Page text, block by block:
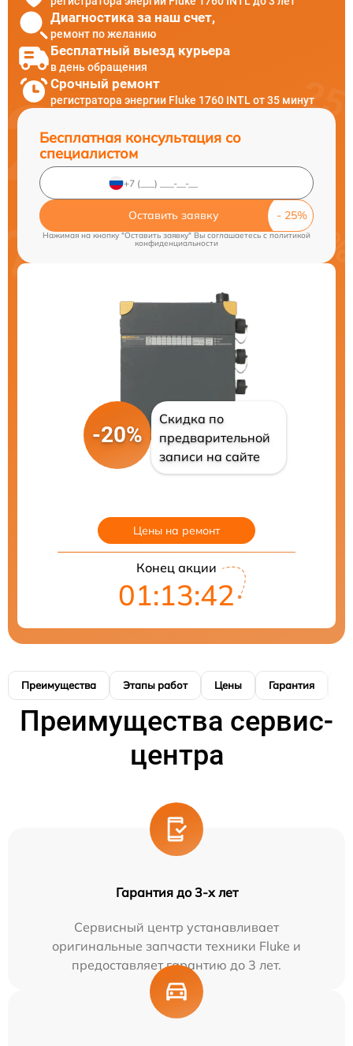
Диагностика за наш счет,
ремонт по желанию
Бесплатный выезд курьера
в день обращения
Срочный ремонт
регистратора энергии Fluke 1760 INTL от 35 минут
Бесплатная консультация со
специалистом
Оставить заявку
Нажимая на кнопку "Оставить заявку" Вы соглашаетесь cполитикой
конфиденциальности
-20%
Скидка по
предварительной
записи на сайте
Цены на ремонт
Конец акции
01:13:41
Преимущества Этапы работ Цены Гарантия
Преимущества сервис-
центра
Гарантия до 3-х лет
Сервисный центр устанавливает
оригинальные запчасти техники Fluke и
предоставляет гарантию до 3 лет.